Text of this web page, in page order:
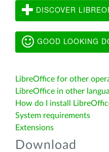
DISCOVER
GOOD LOOKING
LibreOffice for other
LibreOffice in other
How do I install
System requirements
Extensions
Download